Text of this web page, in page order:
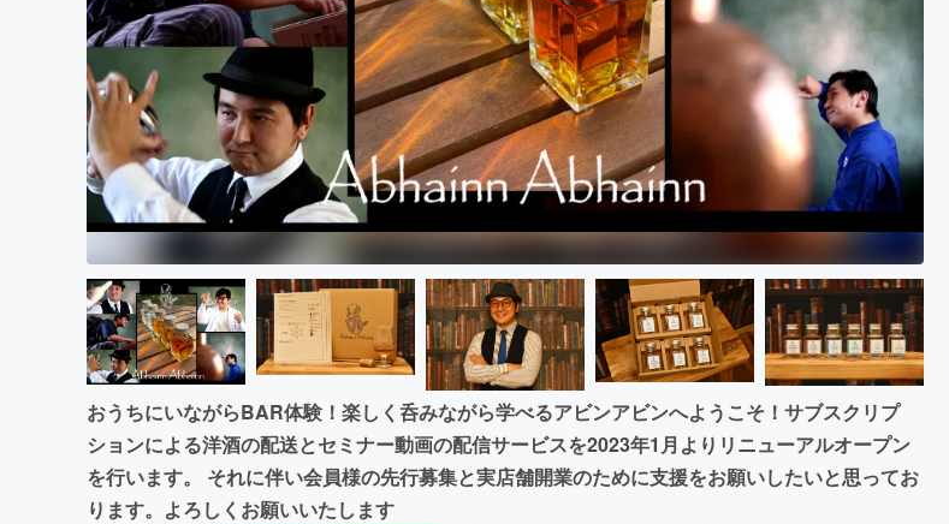
CAMPFIRE for Social Good
CAMPFIRE
CAMPFIREふるさと納税machi-ya
おうちにいながらBAR体験！楽しく呑みながら学べるアビンアビンへようこそ！サブスクリプ
ションによる洋酒の配送とセミナー動画の配信サービスを2023年1月よりリニューアルオープン
を行います。 それに伴い会員様の先行募集と実店舗開業のために支援をお願いしたいと思ってお
ります。よろしくお願いいたします